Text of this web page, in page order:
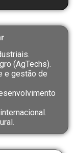
(AgTechs).
e gestão de
.